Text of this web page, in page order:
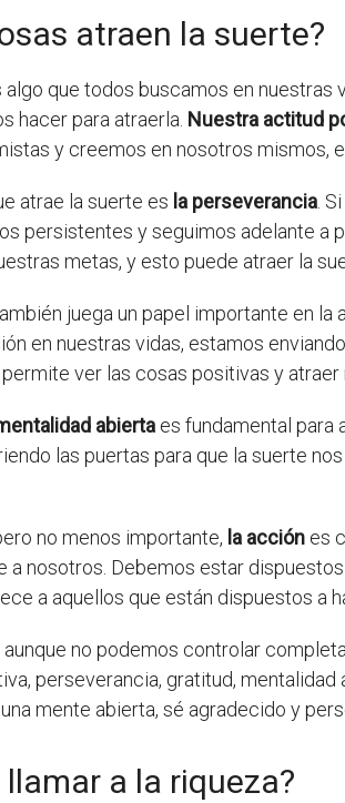
atraen la suerte?
algo que todos buscamos en
hacer para atraerla. Nuestra actitud
y creemos en nosotros mismos,
atrae la suerte es la perseverancia .
persistentes y seguimos adelante a
metas, y esto puede atraer la
juega un papel importante en
en nuestras vidas, estamos
ver las cosas positivas y atraer
abierta es fundamental para
las puertas para que la suerte
no menos importante, la acción es
a nosotros. Debemos estar
a aquellos que están dispuestos a
aunque no podemos controlar
perseverancia, gratitud,
mente abierta, sé agradecido y
llamar a la riqueza?